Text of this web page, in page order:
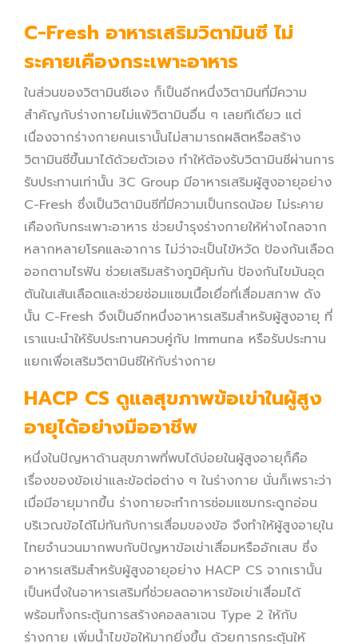
C-Fresh อาหารเสริมวิตามินซี ไม่
ระคายเคืองกระเพาะอาหาร
ในส่วนของวิตามินซีเอง ก็เป็นอีกหนึ่งวิตามินที่มีความ
สำคัญกับร่างกายไม่แพ้วิตามินอื่น ๆ เลยทีเดียว แต่
เนื่องจากร่างกายคนเรานั้นไม่สามารถผลิตหรือสร้าง
วิตามินซีขึ้นมาได้ด้วยตัวเอง ทำให้ต้องรับวิตามินซีผ่านการ
รับประทานเท่านั้น 3C Group มีอาหารเสริมผู้สูงอายุอย่าง
C-Fresh ซึ่งเป็นวิตามินซีที่มีความเป็นกรดน้อย ไม่ระคาย
เคืองกับกระเพาะอาหาร ช่วยบำรุงร่างกายให้ห่างไกลจาก
หลากหลายโรคและอาการ ไม่ว่าจะเป็นไข้หวัด ป้องกันเลือด
ออกตามไรฟัน ช่วยเสริมสร้างภูมิคุ้มกัน ป้องกันไขมันอุด
ตันในเส้นเลือดและช่วยซ่อมแซมเนื้อเยื่อที่เสื่อมสภาพ ดัง
นั้น C-Fresh จึงเป็นอีกหนึ่งอาหารเสริมสำหรับผู้สูงอายุ ที่
เราแนะนำให้รับประทานควบคู่กับ Immuna หรือรับประทาน
แยกเพื่อเสริมวิตามินซีให้กับร่างกาย
HACP CS ดูแลสุขภาพข้อเข่าในผู้สูง
อายุได้อย่างมืออาชีพ
หนึ่งในปัญหาด้านสุขภาพที่พบได้บ่อยในผู้สูงอายุก็คือ
เรื่องของข้อเข่าและข้อต่อต่าง ๆ ในร่างกาย นั่นก็เพราะว่า
เมื่อมีอายุมากขึ้น ร่างกายจะทำการซ่อมแซมกระดูกอ่อน
บริเวณข้อได้ไม่ทันกับการเสื่อมของข้อ จึงทำให้ผู้สูงอายุใน
ไทยจำนวนมากพบกับปัญหาข้อเข่าเสื่อมหรืออักเสบ ซึ่ง
อาหารเสริมสำหรับผู้สูงอายุอย่าง HACP CS จากเรานั้น
เป็นหนึ่งในอาหารเสริมที่ช่วยลดอาหารข้อเข่าเสื่อมได้
พร้อมทั้งกระตุ้นการสร้างคอลลาเจน Type 2 ให้กับ
ร่างกาย เพิ่มน้ำไขข้อให้มากยิ่งขึ้น ด้วยการกระตุ้นให้